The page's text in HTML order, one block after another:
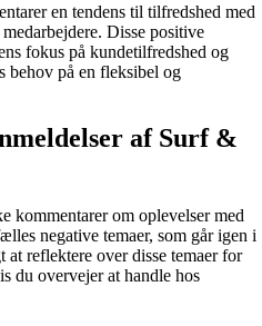
en tendens til tilfredshed med
Disse positive
fokus på kundetilfredshed og
behov på en fleksibel og
af Surf &
kommentarer om oplevelser med
negative temaer, som går igen i
reflektere over disse temaer for
du overvejer at handle hos